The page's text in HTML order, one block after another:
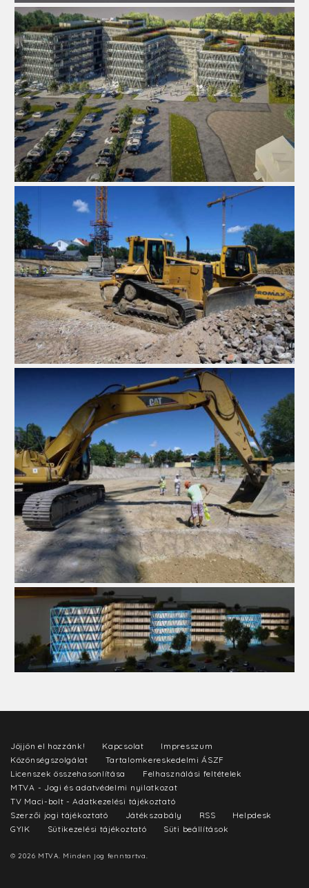
Jöjjön el hozzánk! Kapcsolat
Impresszum
Közönségszolgálat
Tartalomkereskedelmi ÁSZF
Licenszek összehasonlítása
Felhasználási feltételek
MTVA - Jogi és adatvédelmi nyilatkozat
TV Maci-bolt - Adatkezelési tájékoztató
Szerzői jogi tájékoztató
Játékszabály RSS
Helpdesk
GYIK
Sütikezelési tájékoztató Süti beállítások
© 2026 MTVA. Minden jog fenntartva.